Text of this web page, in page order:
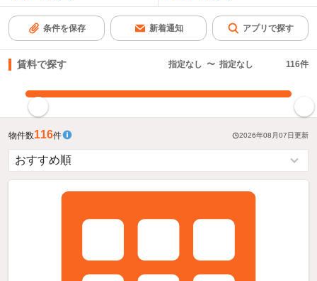
条件を保存 新着通知 アプリで探す
賃料で探す 指定なし 〜 指定なし 116件
物件数116件 2026年08月07日更新